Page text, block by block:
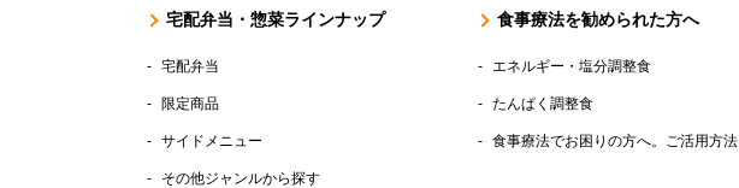
宅配弁当・惣菜ラインナップ
宅配弁当
限定商品
サイドメニュー
その他ジャンルから探す
食事療法を勧められた方へ
エネルギー・塩分調整食
たんぱく調整食
食事療法でお困りの方へ。ご活用方法